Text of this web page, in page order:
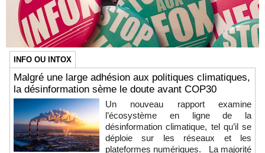
INFO OU INTOX
Malgré une large adhésion aux politiques climatiques,
la désinformation sème le doute avant COP30
Un nouveau rapport examine
l’écosystème en ligne de la
désinformation climatique, tel qu’il se
déploie sur les réseaux et les
plateformes numériques. La majorité